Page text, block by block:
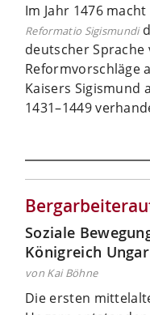
Im Jahr 1476
Reformatio Sigismundi
deutscher
Reformvorschläge
Kaisers Sigismund
1431–1449
Soziale
Königreich
von Kai Böhne
Die ersten